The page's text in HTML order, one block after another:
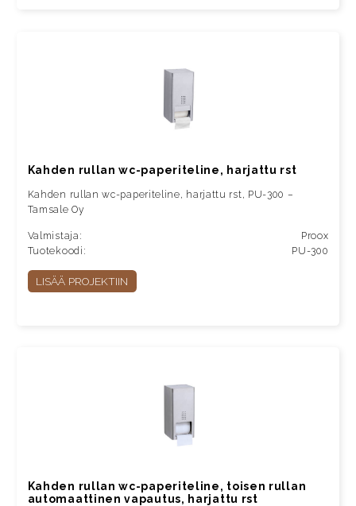
Kahden rullan wc-paperiteline, harjattu rst
Kahden rullan wc-paperiteline, harjattu rst, PU-300 –
Tamsale Oy
Valmistaja:
Proox
Tuotekoodi:
PU-300
LISÄÄ PROJEKTIIN
Kahden rullan wc-paperiteline, toisen rullan
automaattinen vapautus, harjattu rst